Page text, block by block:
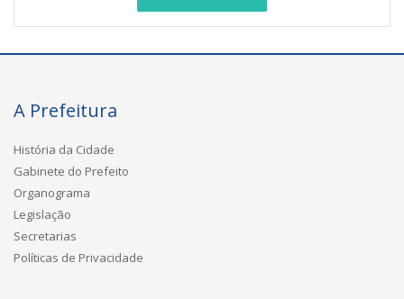
A Prefeitura
História da Cidade
Gabinete do Prefeito
Organograma
Legislação
Secretarias
Políticas de Privacidade